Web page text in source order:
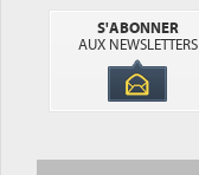
S'ABONNER
AUX NEWSLETTERS